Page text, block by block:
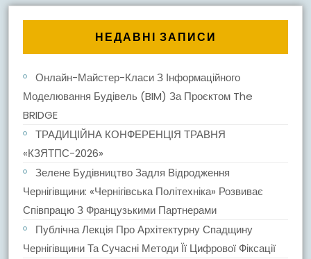
НЕДАВНІ ЗАПИСИ
Онлайн-Майстер-Класи З Інформаційного
Моделювання Будівель (BIM) За Проєктом The
BRIDGE
ТРАДИЦІЙНА КОНФЕРЕНЦІЯ ТРАВНЯ
«КЗЯТПС-2026»
Зелене Будівництво Задля Відродження
Чернігівщини: «Чернігівська Політехніка» Розвиває
Співпрацю З Французькими Партнерами
Публічна Лекція Про Архітектурну Спадщину
Чернігівщини Та Сучасні Методи Її Цифрової Фіксації